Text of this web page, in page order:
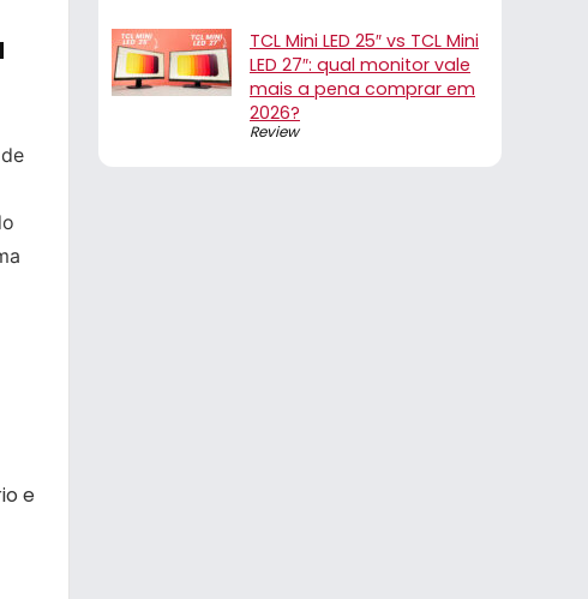
e
TCL Mini LED 25″ vs TCL Mini
LED 27″: qual monitor vale
mais a pena comprar em
2026?
Review